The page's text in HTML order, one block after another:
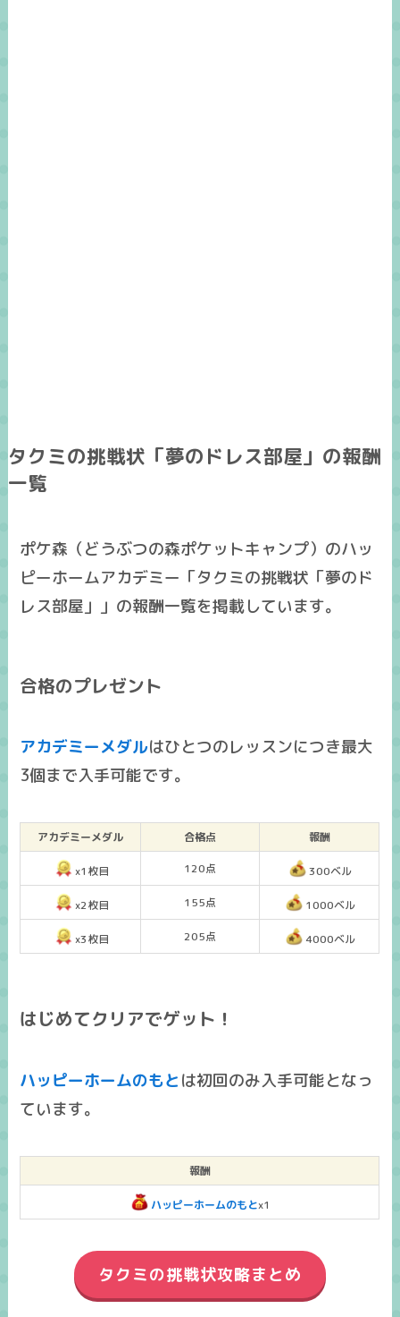
タクミの挑戦状「夢のドレス部屋」の報酬
一覧
ポケ森（どうぶつの森ポケットキャンプ）のハッ
ピーホームアカデミー「タクミの挑戦状「夢のド
レス部屋」」の報酬一覧を掲載しています。
合格のプレゼント
アカデミーメダルはひとつのレッスンにつき最大
3個まで入手可能です。
アカデミーメダル 合格点 報酬
x1枚目 120点 300ベル
x2枚目 155点 1000ベル
x3枚目 205点 4000ベル
はじめてクリアでゲット！
ハッピーホームのもと は初回のみ入手可能となっ
ています。
報酬
ハッピーホームのもとx1
タクミの挑戦状攻略まとめ